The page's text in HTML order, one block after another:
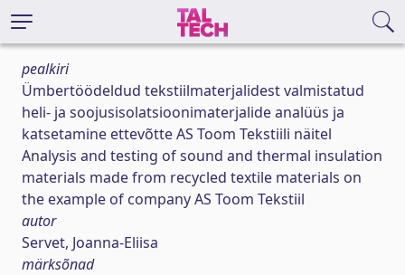
pealkiri
Ümbertöödeldud tekstiilmaterjalidest valmistatud
heli- ja soojusisolatsioonimaterjalide analüüs ja
katsetamine ettevõtte AS Toom Tekstiili näitel
Analysis and testing of sound and thermal insulation
materials made from recycled textile materials on
the example of company AS Toom Tekstiil
autor
Servet, Joanna-Eliisa
märksõnad